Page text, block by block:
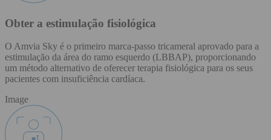
Obter a estimulação fisiológica
O Amvia Sky é o primeiro marca-passo tricameral aprovado para a
estimulação da área do ramo esquerdo (LBBAP), proporcionando
um método alternativo de oferecer terapia fisiológica para os seus
pacientes com insuficiência cardíaca.
Image